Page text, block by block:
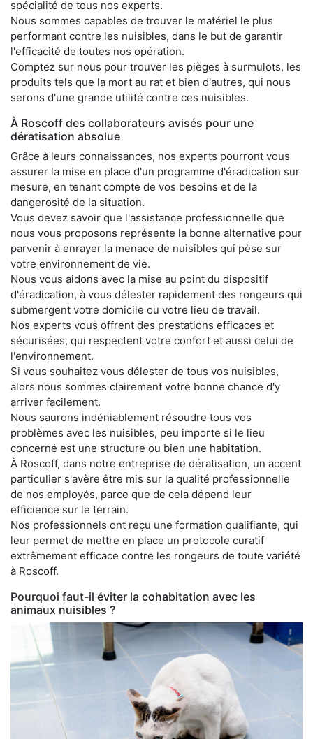
spécialité de tous nos experts.
Nous sommes capables de trouver le matériel le plus
performant contre les nuisibles, dans le but de garantir
l'efficacité de toutes nos opération.
Comptez sur nous pour trouver les pièges à surmulots, les
produits tels que la mort au rat et bien d'autres, qui nous
serons d'une grande utilité contre ces nuisibles.
À Roscoff des collaborateurs avisés pour une
dératisation absolue
Grâce à leurs connaissances, nos experts pourront vous
assurer la mise en place d'un programme d'éradication sur
mesure, en tenant compte de vos besoins et de la
dangerosité de la situation.
Vous devez savoir que l'assistance professionnelle que
nous vous proposons représente la bonne alternative pour
parvenir à enrayer la menace de nuisibles qui pèse sur
votre environnement de vie.
Nous vous aidons avec la mise au point du dispositif
d'éradication, à vous délester rapidement des rongeurs qui
submergent votre domicile ou votre lieu de travail.
Nos experts vous offrent des prestations efficaces et
sécurisées, qui respectent votre confort et aussi celui de
l'environnement.
Si vous souhaitez vous délester de tous vos nuisibles,
alors nous sommes clairement votre bonne chance d'y
arriver facilement.
Nous saurons indéniablement résoudre tous vos
problèmes avec les nuisibles, peu importe si le lieu
concerné est une structure ou bien une habitation.
À Roscoff, dans notre entreprise de dératisation, un accent
particulier s'avère être mis sur la qualité professionnelle
de nos employés, parce que de cela dépend leur
efficience sur le terrain.
Nos professionnels ont reçu une formation qualifiante, qui
leur permet de mettre en place un protocole curatif
extrêmement efficace contre les rongeurs de toute variété
à Roscoff.
Pourquoi faut-il éviter la cohabitation avec les
animaux nuisibles ?